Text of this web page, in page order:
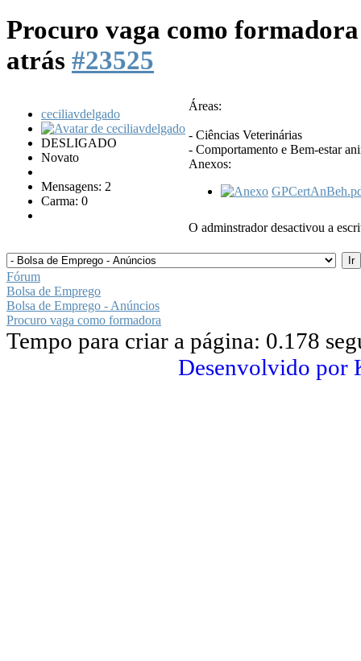
Procuro vaga como
atrás #23525
ceciliavdelgado
DESLIGADO
Novato
Mensagens: 2
Carma: 0
Áreas:
- Ciências Veterinárias
- Comportamento e Bem-estar
Anexos:
O adminstrador desactivou a
Fórum
Bolsa de Emprego
Bolsa de Emprego - Anúncios
Procuro vaga como formadora
Tempo para criar a página: 0.178
Desenvolvido por